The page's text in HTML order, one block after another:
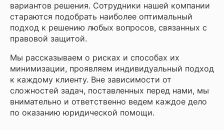
вариантов решения. Сотрудники нашей компании
стараются подобрать наиболее оптимальный
подход к решению любых вопросов, связанных с
правовой защитой.
Мы рассказываем о рисках и способах их
минимизации, проявляем индивидуальный подход
к каждому клиенту. Вне зависимости от
сложностей задач, поставленных перед нами, мы
внимательно и ответственно ведем каждое дело
по оказанию юридической помощи.